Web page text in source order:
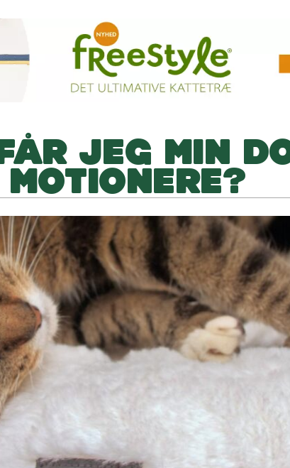
JEG MIN